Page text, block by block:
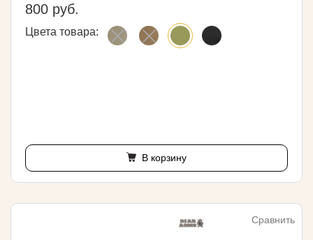
800 руб.
Цвета товара:
В корзину
Сравнить